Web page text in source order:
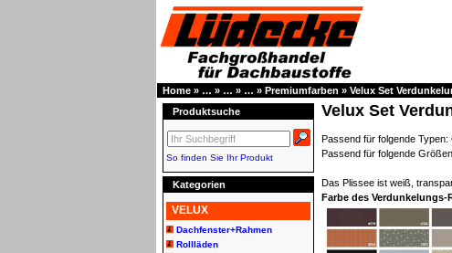
Home » … » … » … » Premiumfarben » Velux Set
Produktsuche
So finden Sie Ihr Produkt
Kategorien
VELUX
Dachfenster+Rahmen
Rollläden
Velux Set
Passend für folgende
Passend für folgende
Das Plissee ist weiß,
Farbe des Verdunkelungs-